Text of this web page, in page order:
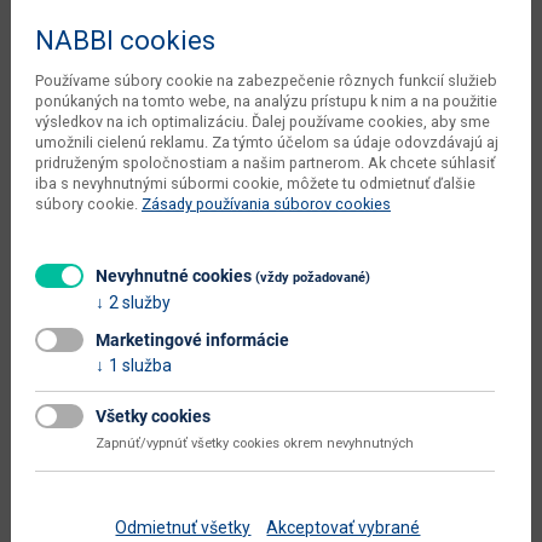
výrobcu
počet balíkov výrobcu 1 ks
kusov v balení výrobcu 1 ks
typové označenie Ulfet U2
montáž vyžaduje zručnosť
údržba
hlavná farba
farba
NABBI cookies
Používame súbory cookie na zabezpečenie rôznych funkcií služieb
ponúkaných na tomto webe, na analýzu prístupu k nim a na použitie
výsledkov na ich optimalizáciu. Ďalej používame cookies, aby sme
umožnili cielenú reklamu. Za týmto účelom sa údaje odovzdávajú aj
pridruženým spoločnostiam a našim partnerom. Ak chcete súhlasiť
iba s nevyhnutnými súbormi cookie, môžete tu odmietnuť ďalšie
súbory cookie. Zásady používania súborov cookies
Nevyhnutné cookies (vždy požadované)
2 služby
Marketingové informácie
1 služba
Všetky cookies
Zapnúť/vypnúť všetky cookies okrem nevyhnutných
Odmietnuť všetky Akceptovať vybrané